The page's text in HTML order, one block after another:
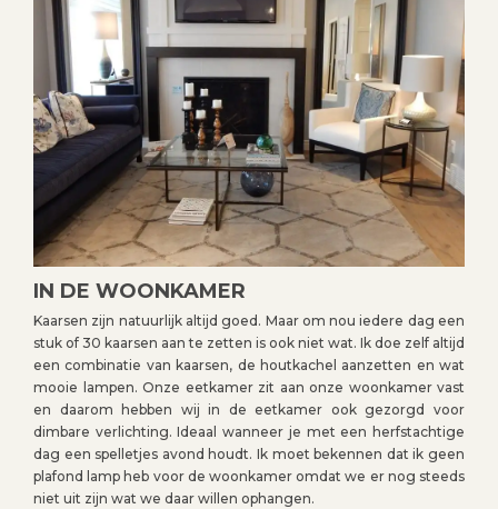
IN DE WOONKAMER
Kaarsen zijn natuurlijk altijd goed. Maar om nou iedere dag een
stuk of 30 kaarsen aan te zetten is ook niet wat. Ik doe zelf altijd
een combinatie van kaarsen, de houtkachel aanzetten en wat
mooie lampen. Onze eetkamer zit aan onze woonkamer vast
en daarom hebben wij in de eetkamer ook gezorgd voor
dimbare verlichting. Ideaal wanneer je met een herfstachtige
dag een spelletjes avond houdt. Ik moet bekennen dat ik geen
plafond lamp heb voor de woonkamer omdat we er nog steeds
niet uit zijn wat we daar willen ophangen.